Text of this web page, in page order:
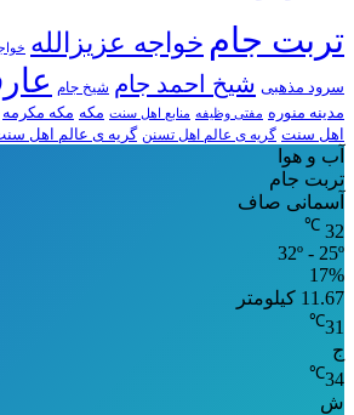
تربت جام خواجه عزیزالله
سرود مذهبی شیخ احمد جام شیخ جام
مدینه منوره مفتی وظیفه منابع اهل سنت مکه مکه مکرمه
اهل سنت گریه ی عالم اهل تسنن گریه ی عالم اهل
آب و هوا
تربت جام
آسمانی صاف
32
℃
32º - 25º
17%
11.67 کیلومتر
31
℃
ج
34
℃
ش